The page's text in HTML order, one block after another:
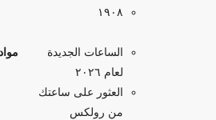
۱۹۰۸
الساعات الجديدة
لعام ٢٠٢٦
العثور على ساعتك
من رولكس